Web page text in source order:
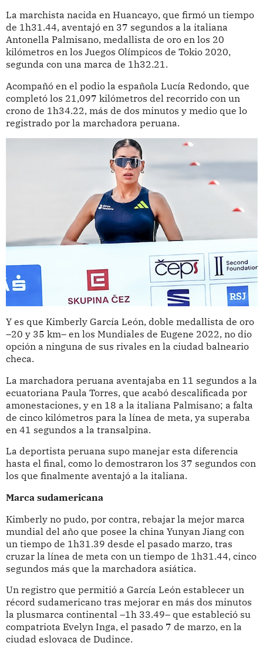
La marchista nacida en Huancayo, que firmó un tiempo
de 1h31.44, aventajó en 37 segundos a la italiana
Antonella Palmisano, medallista de oro en los 20
kilómetros en los Juegos Olímpicos de Tokio 2020,
segunda con una marca de 1h32.21.
Acompañó en el podio la española Lucía Redondo, que
completó los 21,097 kilómetros del recorrido con un
crono de 1h34.22, más de dos minutos y medio que lo
registrado por la marchadora peruana.
Y es que Kimberly García León, doble medallista de oro
–20 y 35 km– en los Mundiales de Eugene 2022, no dio
opción a ninguna de sus rivales en la ciudad balneario
checa.
La marchadora peruana aventajaba en 11 segundos a la
ecuatoriana Paula Torres, que acabó descalificada por
amonestaciones, y en 18 a la italiana Palmisano; a falta
de cinco kilómetros para la línea de meta, ya superaba
en 41 segundos a la transalpina.
La deportista peruana supo manejar esta diferencia
hasta el final, como lo demostraron los 37 segundos con
los que finalmente aventajó a la italiana.
Marca sudamericana
Kimberly no pudo, por contra, rebajar la mejor marca
mundial del año que posee la china Yunyan Jiang con
un tiempo de 1h31.39 desde el pasado marzo, tras
cruzar la línea de meta con un tiempo de 1h31.44, cinco
segundos más que la marchadora asiática.
Un registro que permitió a García León establecer un
récord sudamericano tras mejorar en más dos minutos
la plusmarca continental –1h 33.49– que estableció su
compatriota Evelyn Inga, el pasado 7 de marzo, en la
ciudad eslovaca de Dudince.